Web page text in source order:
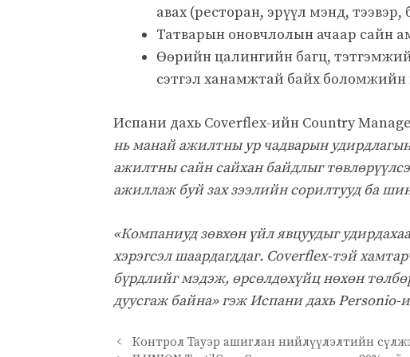
авах (ресторан, эрүүл мэнд,
Татварын оновчлолын ачаар сайн
Өөрийн цалингийн багц,
сэтгэл ханамжтай байх боломжийн
Испани дахь Coverflex-ийн Country
нь манай ажилтны ур чадварын
ажилтны сайн сайхан байдлыг
ажиллаж буй зах зээлийн сорилтууд ба
«Компаниуд зөвхөн үйл явцуудыг
хэрэгсэл шаардагддаг. Coverflex-тэй
бүрдлийг мэдэж, өрсөлдөхүйц нөхөн
дуусгаж байна» гэж Испани дахь
Контрол Тауэр ашиглан нийлүүлэлтийн